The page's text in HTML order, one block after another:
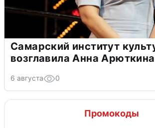
Самарский институт
возглавила Анна Арюткина
6 августа 0
Промокоды